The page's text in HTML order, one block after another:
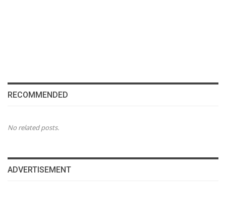
RECOMMENDED
No related posts.
ADVERTISEMENT